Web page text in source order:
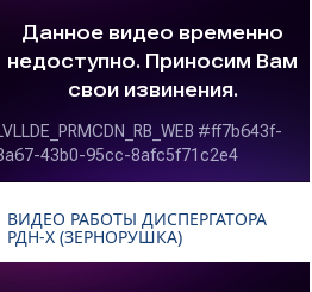
ВИДЕО РАБОТЫ ДИСПЕРГАТОРА
РДН-Х (ЗЕРНОРУШКА)